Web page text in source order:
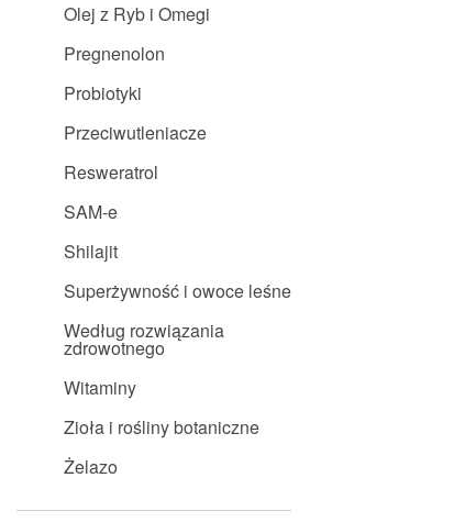
Olej z Ryb i Omegi
Pregnenolon
Probiotyki
Przeciwutleniacze
Resweratrol
SAM-e
Shilajit
Superżywność i owoce leśne
Według rozwiązania
zdrowotnego
Witaminy
Zioła i rośliny botaniczne
Żelazo